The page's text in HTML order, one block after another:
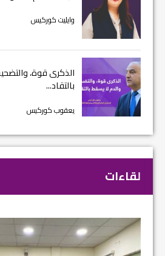
وايليت كوركيس
الذكرى قوة،
بالتقاد...
يعقوب كوركيس
لقاءات